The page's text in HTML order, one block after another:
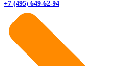
+7 (495) 649-62-94